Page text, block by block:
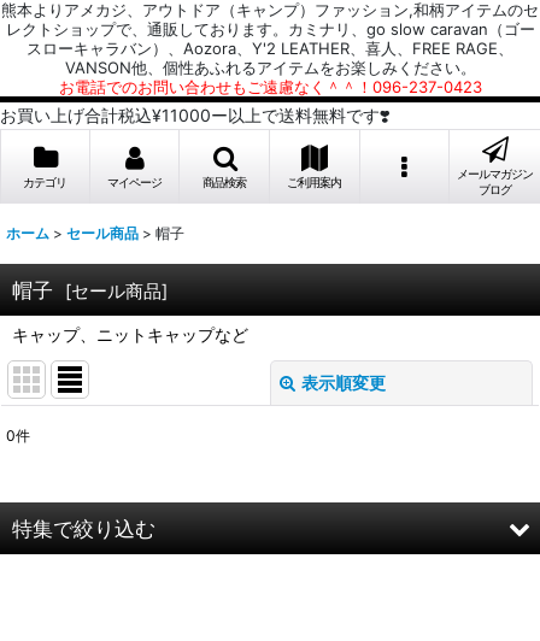
熊本よりアメカジ、アウトドア（キャンプ）ファッション,和柄アイテムのセ
レクトショップで、通販しております。カミナリ、go slow caravan（ゴー
スローキャラバン）、Aozora、Y'2 LEATHER、喜人、FREE RAGE、
VANSON他、個性あふれるアイテムをお楽しみください。
お電話でのお問い合わせもご遠慮なく＾＾！096-237-0423
お買い上げ合計税込¥11000ー以上で送料無料です❣️
カテゴリ マイページ 商品検索 ご利用案内
メールマガジン
ブログ
ホーム > セール商品 > 帽子
帽子 [セール商品]
キャップ、ニットキャップなど
表示順変更
並び順 :
0件
特集で絞り込む